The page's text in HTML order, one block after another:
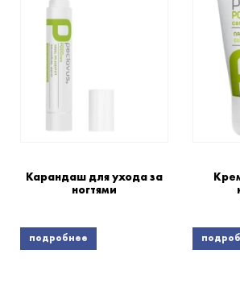
Карандаш для ухода за
ногтями
подробнее